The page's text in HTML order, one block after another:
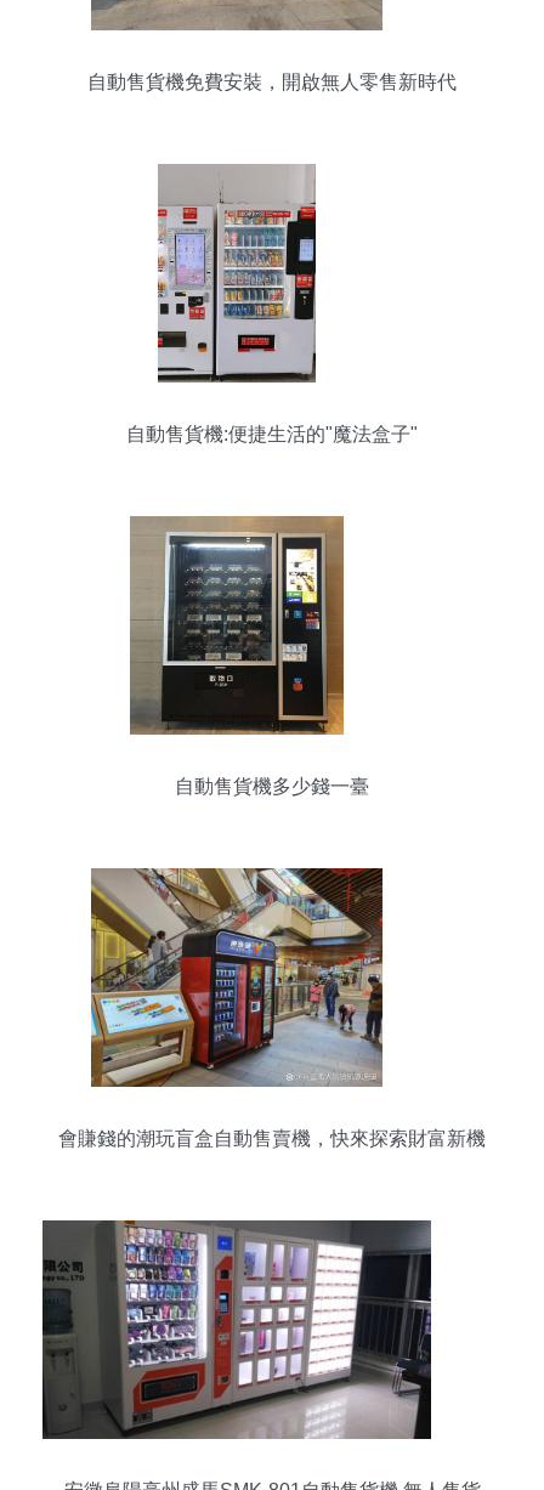
自動售貨機免費安裝，開啟無人零售新時代
自動售貨機:便捷生活的"魔法盒子"
自動售貨機多少錢一臺
會賺錢的潮玩盲盒自動售賣機，快來探索財富新機